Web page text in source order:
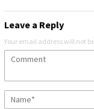
Leave a Reply
Your email address will not